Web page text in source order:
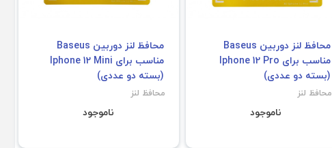
محافظ لنز دوربین Baseus
مناسب برای Iphone 12 Pro
(بسته دو عددی)
محافظ لنز
ناموجود
محافظ لنز دوربین Baseus
مناسب برای Iphone 12 Mini
(بسته دو عددی)
محافظ لنز
ناموجود